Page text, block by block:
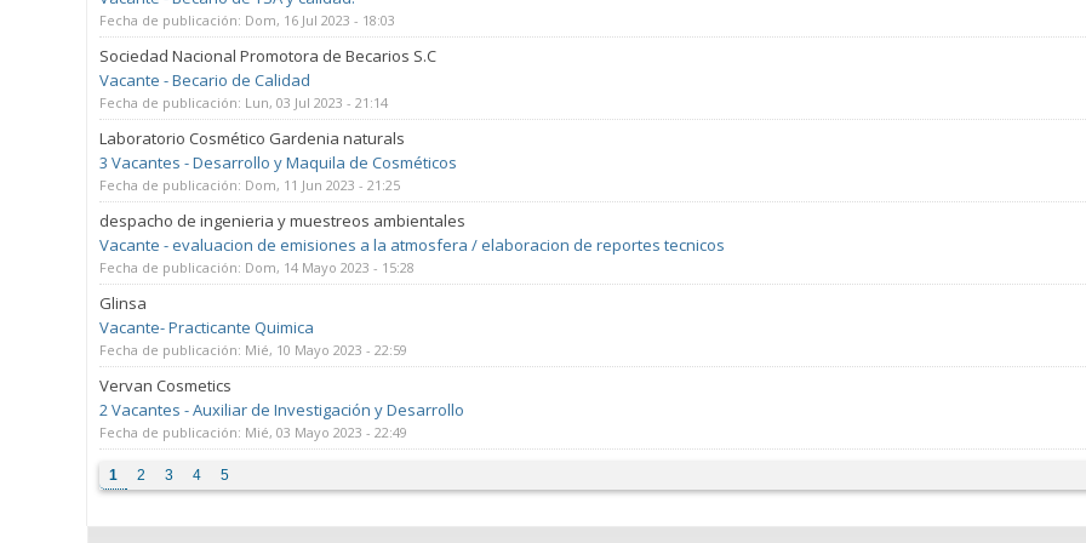
Fecha de publicación: Dom, 16 Jul 2023 - 18:03
Sociedad Nacional Promotora de Becarios S.C
Vacante - Becario de Calidad
Fecha de publicación: Lun, 03 Jul 2023 - 21:14
Laboratorio Cosmético Gardenia naturals
3 Vacantes - Desarrollo y Maquila de Cosméticos
Fecha de publicación: Dom, 11 Jun 2023 - 21:25
despacho de ingenieria y muestreos ambientales
Vacante - evaluacion de emisiones a la atmosfera / elaboracion de reportes tecnicos
Fecha de publicación: Dom, 14 Mayo 2023 - 15:28
Glinsa
Vacante- Practicante Quimica
Fecha de publicación: Mié, 10 Mayo 2023 - 22:59
Vervan Cosmetics
2 Vacantes - Auxiliar de Investigación y Desarrollo
Fecha de publicación: Mié, 03 Mayo 2023 - 22:49
Páginas
1 2 3 4 5